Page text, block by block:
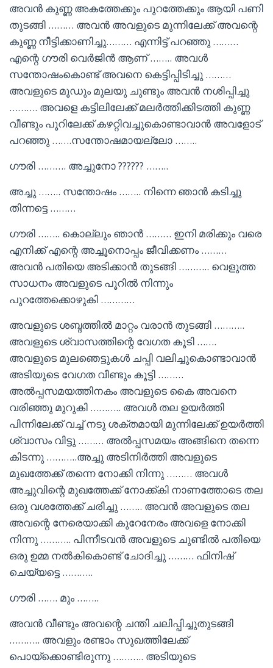
അവൻ കുണ്ണ അകത്തേക്കും പുറത്തേക്കും ആയി പണി
തുടങ്ങി ……… അവൻ അവളുടെ മുന്നിലേക്ക് അവന്റെ
കുണ്ണ നീട്ടിക്കാണിച്ചു……… എന്നിട്ട് പറഞ്ഞു ………
എന്റെ ഗൗരി വെർജിൻ ആണ് …….. അവൾ
സന്തോഷംകൊണ്ട് അവനെ കെട്ടിപ്പിടിച്ചു ………
അവളുടെ മൂഡും മുലയു ചുണ്ടും അവൻ നശിപ്പിച്ചു
………. അവളെ കട്ടിലിലേക്ക് മലർത്തിക്കിടത്തി കുണ്ണ
വീണ്ടും പൂറിലേക്ക് കഴറ്റിവച്ചുകൊണ്ടാവാൻ അവളോട്
പറഞ്ഞു …….സന്തോഷമായല്ലോ ……..
ഗൗരി ………. അച്ചുനോ ?????? ……..
അച്ചു …….. സന്തോഷം …….. നിന്നെ ഞാൻ കടിച്ചു
തിന്നട്ടെ ………
ഗൗരി …….. കൊല്ലും ഞാൻ ……… ഇനി മരിക്കും വരെ
എനിക്ക് എന്റെ അച്ചൂനൊപ്പം ജീവിക്കണം ………
അവൻ പതിയെ അടിക്കാൻ തുടങ്ങി ……….. വെളുത്ത
സാധനം അവളുടെ പൂറിൽ നിന്നും
പുറത്തേക്കൊഴുകി …………
അവളുടെ ശബ്ദത്തിൽ മാറ്റം വരാൻ തുടങ്ങി ………..
അവളുടെ ശ്വാസത്തിന്റെ വേഗത കൂടി …….
അവളുടെ മുലഞെട്ടുകൾ ചപ്പി വലിച്ചുകൊണ്ടാവാൻ
അടിയുടെ വേഗത വീണ്ടും കൂട്ടി ………
അൽപ്പസമയത്തിനകം അവളുടെ കൈ അവനെ
വരിഞ്ഞു മുറുകി ……….. അവൾ തല ഉയർത്തി
പിന്നിലേക്ക് വച്ച് നടു ശക്തമായി മുന്നിലേക്ക് ഉയർത്തി
ശ്വാസം വിട്ടു ……… അൽപ്പസമയം അങ്ങിനെ തന്നെ
കിടന്നു ………..അച്ചു അടിനിർത്തി അവളുടെ
മുഖത്തേക്ക് തന്നെ നോക്കി നിന്നു ……… അവൾ
അച്ചുവിന്റെ മുഖത്തേക്ക് നോക്ക്കി നാണത്തോടെ തല
ഒരു വശത്തേക്ക് ചരിച്ചു …….. അവൻ അവളുടെ തല
അവന്റെ നേരെയാക്കി കുറേനേരം അവളെ നോക്കി
നിന്നു ……….. പിന്നീടവൻ അവളുടെ ചുണ്ടിൽ പതിയെ
ഒരു ഉമ്മ നൽകികൊണ്ട് ചോദിച്ചു ……… ഫിനിഷ്
ചെയ്യട്ടെ ………..
ഗൗരി ……. മും ……..
അവൻ വീണ്ടും അവന്റെ ചന്തി ചലിപ്പിച്ചുതുടങ്ങി
……….. അവളും രണ്ടാം സുഖത്തിലേക്ക്
പൊയ്ക്കൊണ്ടിരുന്നു ……….. അടിയുടെ